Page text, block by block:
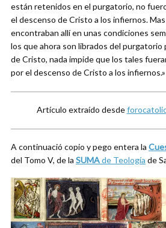
están retenidos en el purgatorio, no
el descenso de Cristo a los infiernos.
encontraban allí en unas condiciones
los que ahora son librados del purgatorio
de Cristo, nada impide que los tales
por el descenso de Cristo a los infiernos.»
Artículo extraído desde
A continuació copio y pego entera la
del Tomo V, de la SUMAde Teología de